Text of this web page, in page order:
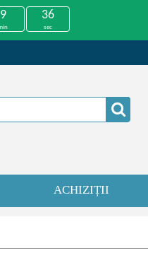
9 36
sec
ACHIZIȚII